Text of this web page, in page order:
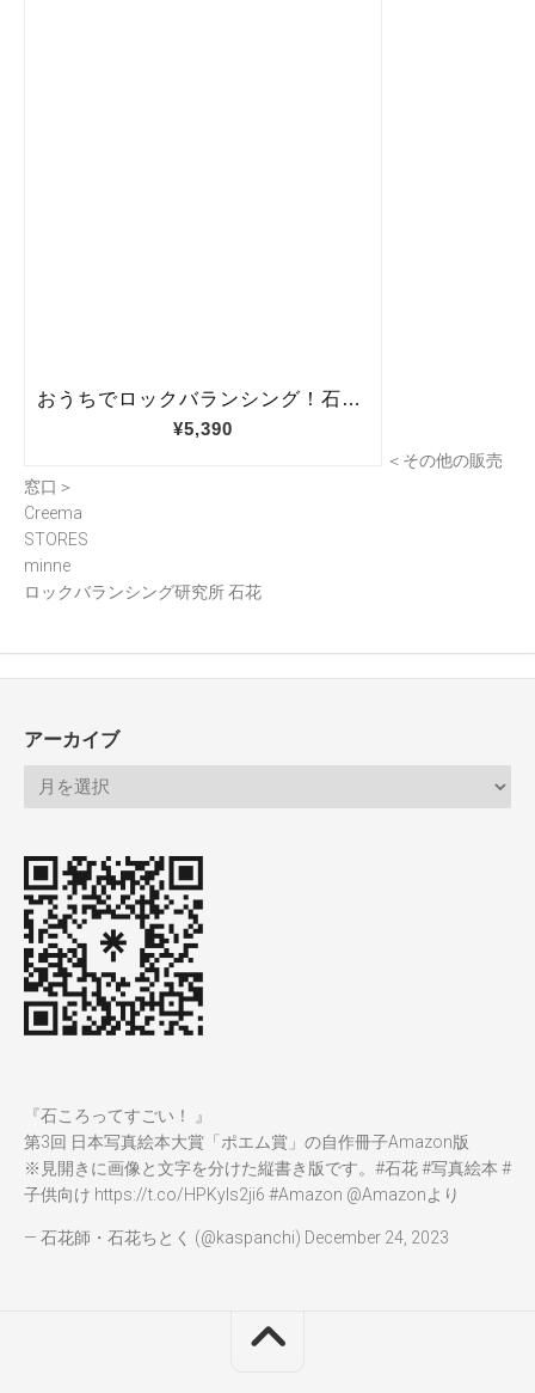
＜その他の販売
窓口＞
Creema
STORES
minne
ロックバランシング研究所 石花
アーカイブ
『石ころってすごい！ 』
第3回 日本写真絵本大賞「ポエム賞」の自作冊子Amazon版
※見開きに画像と文字を分けた縦書き版です。 #石花#写真絵本 #
子供向け https://t.co/HPKyIs2ji6 #Amazon @Amazonより
— 石花師・石花ちとく (@kaspanchi) December 24, 2023